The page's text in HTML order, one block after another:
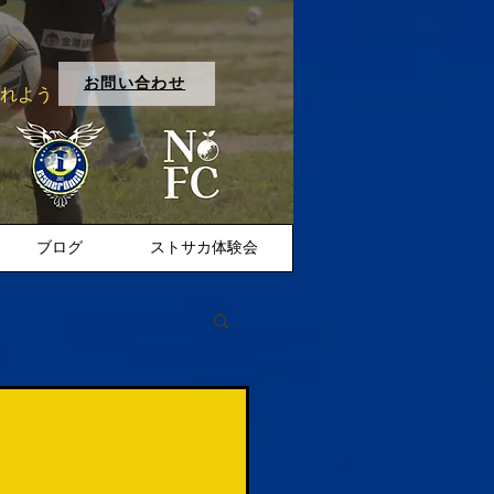
お問い合わせ
よう
ブログ ストサカ体験会